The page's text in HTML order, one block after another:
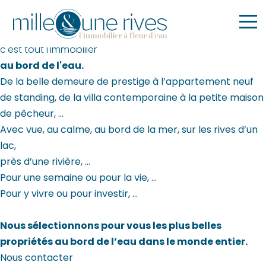
c'est tout l'immobilier
au bord de l'eau.
De la belle demeure de prestige à l’appartement neuf
de standing, de la villa contemporaine à la petite maison
de pêcheur, …
Avec vue, au calme, au bord de la mer, sur les rives d’un
lac,
près d’une rivière, …
Pour une semaine ou pour la vie, …
Pour y vivre ou pour investir, …
Nous sélectionnons pour vous les plus belles
propriétés au bord de l’eau dans le monde entier.
Nous contacter